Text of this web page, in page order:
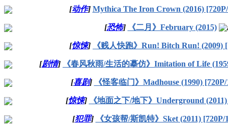
[动作] Mythica The Iron Crown (2016)
[恐怖] 《二月》February (2015)
[惊悚] 《贱人快跑》Run! Bitch Run! (2009)
[剧情] 《春风秋雨/生活的摹仿》Imitation of Life
[喜剧] 《怪客临门》Madhouse (1990)
[惊悚] 《地面之下/地下》Underground
[犯罪] 《女孩帮/斯凯特》Sket (2011) [720P/